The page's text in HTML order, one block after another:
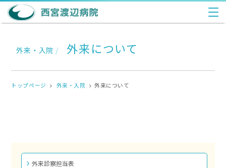
外来・入院 / 外来について
トップページ 外来・入院 外来について
外来診察担当表